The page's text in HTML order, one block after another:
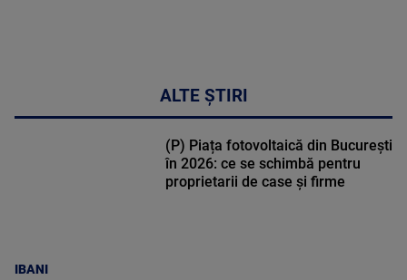
ALTE ȘTIRI
IBANI
(P) Piața fotovoltaică din București
în 2026: ce se schimbă pentru
proprietarii de case și firme